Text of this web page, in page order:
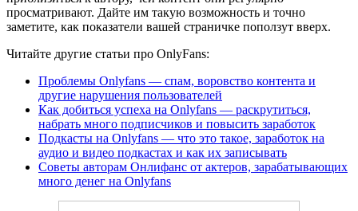
просматривают. Дайте им такую возможность и точно
заметите, как показатели вашей страничке поползут вверх.
Читайте другие статьи про OnlyFans:
Проблемы Onlyfans — спам, воровство контента и
другие нарушения пользователей
Как добиться успеха на Onlyfans — раскрутиться,
набрать много подписчиков и повысить заработок
Подкасты на Onlyfans — что это такое, заработок на
аудио и видео подкастах и как их записывать
Советы авторам Онлифанс от актеров, зарабатывающих
много денег на Onlyfans